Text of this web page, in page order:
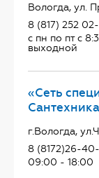
Вологда, ул.
8 (817) 252
с пн по пт с
выходной
«Сеть
г.Вологда,
8 (8172)26-
09:00 - 18:00